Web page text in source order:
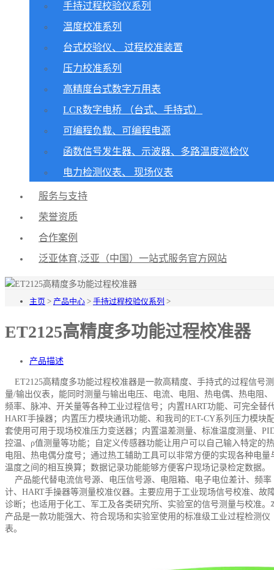
手持过程校验仪系列
温度校准系列
台式校验仪、 过程校准装置
压力校准系列
高精度台式数字万用表
LCR数字电桥 （台式、手持式）
可编程负载、可编程电源
函数信号发生器、示波器、多路温度巡检仪
电力检测仪表、 现场仪表
服务与支持
荣誉资质
合作案例
泛亚体育,泛亚（中国）一站式服务官方网站
主页 > 产品中心 > 手持过程校验仪系列 >
ET2125高精度多功能过程校准器
产品描述
ET2125高精度多功能过程校准器是一款高精度、手持式的过程信号测
量/输出仪表，能同时测量与输出电压、电流、电阻、热电偶、热电阻、
频率、脉冲、开关量等各种工业过程信号；内置HART功能、可完全替
HART手操器；内置压力模块通讯功能、和我司的ET-CY系列压力模块
套使用可用于现场校准压力变送器；内置温差测量、标准温度测量、
控温、ρ值测量等功能；自定义传感器功能让用户可以自己输入特定的热
电阻、热电偶分度号；通过热工辅助工具可以非常方便的实现各种电量
温度之间的相互换算；数据记录功能能够方便客户现场记录检定数据。
产品能代替电流信号源、电压信号源、电阻箱、电子电位差计、频率
计、HART手操器等测量校准仪器。主要应用于工业现场信号校准、故
诊断；也适用于化工、军工及各类研究所、实验室的信号测量与校准。
产品是一款功能强大、符合现场和实验室使用的标准级工业过程检测仪
表。